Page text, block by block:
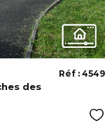
des
Réf : 4549